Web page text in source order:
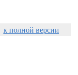
к полной версии